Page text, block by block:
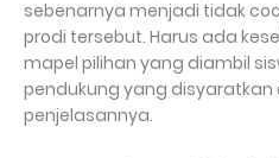
sebenarnya menjadi tidak
prodi tersebut. Harus ada
mapel pilihan yang diambil
pendukung yang disyaratkan
penjelasannya.